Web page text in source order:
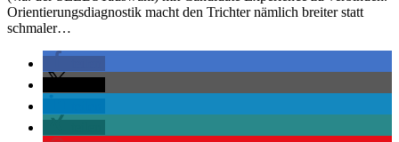
Orientierungsdiagnostik macht den Trichter nämlich breiter statt
schmaler…